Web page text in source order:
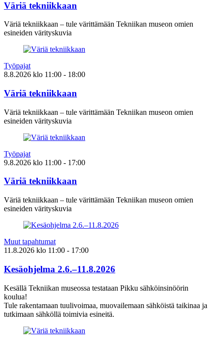
Väriä tekniikkaan
Väriä tekniikkaan – tule värittämään Tekniikan museon omien
esineiden värityskuvia
Työpajat
8.8.2026 klo 11:00 - 18:00
Väriä tekniikkaan
Väriä tekniikkaan – tule värittämään Tekniikan museon omien
esineiden värityskuvia
Työpajat
9.8.2026 klo 11:00 - 17:00
Väriä tekniikkaan
Väriä tekniikkaan – tule värittämään Tekniikan museon omien
esineiden värityskuvia
Muut tapahtumat
11.8.2026 klo 11:00 - 17:00
Kesäohjelma 2.6.–11.8.2026
Kesällä Tekniikan museossa testataan Pikku sähköinsinöörin
koulua!
Tule rakentamaan tuulivoimaa, muovailemaan sähköistä taikinaa ja
tutkimaan sähköllä toimivia esineitä.